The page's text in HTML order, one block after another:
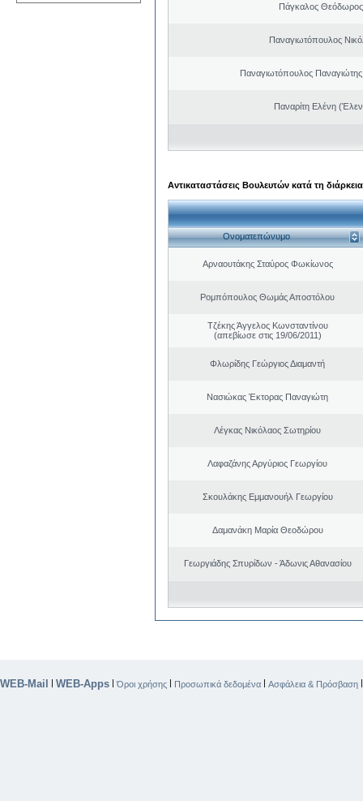
Πάγκαλος
Παναγιωτόπουλος
Παναγιωτόπουλος
Παναρίτη Ελένη
Αντικαταστάσεις Βουλευτών κατά τη
Ονοματεπώνυμο
Αρναουτάκης Σταύρος Φωκίωνος
Ρομπόπουλος Θωμάς Αποστόλου
Τζέκης Άγγελος Κωνσταντίνου
(απεβίωσε στις 19/06/2011)
Φλωρίδης Γεώργιος Διαμαντή
Νασιώκας Έκτορας Παναγιώτη
Λέγκας Νικόλαος Σωτηρίου
Λαφαζάνης Αργύριος Γεωργίου
Σκουλάκης Εμμανουήλ Γεωργίου
Δαμανάκη Μαρία Θεοδώρου
Γεωργιάδης Σπυρίδων - Άδωνις Αθανασίου
WEB-Mail | WEB-Apps |Όροι χρήσης | Προσωπικά δεδομένα | Ασφάλεια & Πρόσβαση